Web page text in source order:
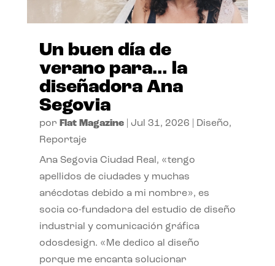
Un buen día de
verano para… la
diseñadora Ana
Segovia
por Flat Magazine| Jul 31, 2026 Diseño,
Reportaje
Ana Segovia Ciudad Real, «tengo
apellidos de ciudades y muchas
anécdotas debido a mi nombre», es
socia co-fundadora del estudio de diseño
industrial y comunicación gráfica
odosdesign. «Me dedico al diseño
porque me encanta solucionar